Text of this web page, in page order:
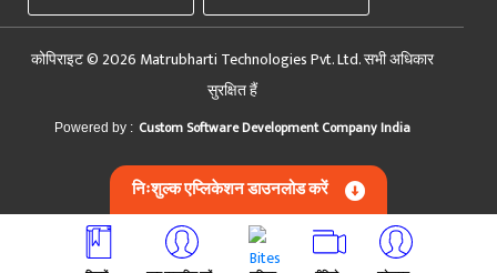
कोपिराइट © 2026 Matrubharti Technologies Pvt. Ltd. सभी अधिकार
सुरक्षित हैं
Powered by : Custom Software Development Company India
निःशुल्क एप्लिकेशन डाउनलोड करें